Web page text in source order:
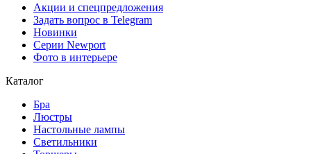
Акции и спецпредложения
Задать вопрос в Telegram
Новинки
Серии Newport
Фото в интерьере
Каталог
Бра
Люстры
Настольные лампы
Светильники